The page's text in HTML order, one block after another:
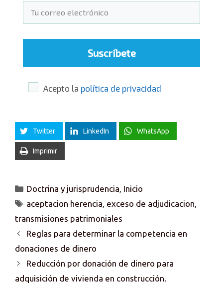
Suscríbete
Acepto la política de privacidad
Twitter LinkedIn WhatsApp
Imprimir
Categorías
Doctrina y jurisprudencia Inicio
Etiquetas
aceptacion herencia exceso de adjudicacion
transmisiones patrimoniales
Reglas para determinar la competencia en
donaciones de dinero
Reducción por donación de dinero para
adquisición de vivienda en construcción.